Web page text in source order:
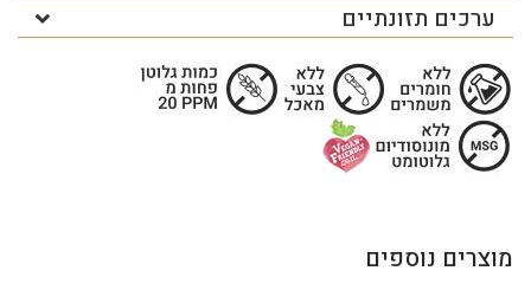
ערכים תזונתיים
מוצרים נוספים